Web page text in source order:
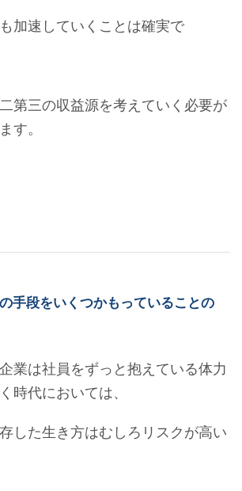
加速していくことは確実で
第三の収益源を考えていく必要が
す。
手段をいくつかもっていることの
業は社員をずっと抱えている体力
時代においては、
した生き方はむしろリスクが高い